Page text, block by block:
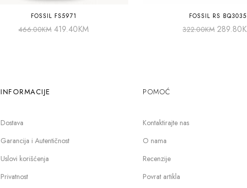
FOSSIL FS5971
466.00KM 419.40KM
FOSSIL RS BQ3035
322.00KM 289.80
INFORMACIJE
Dostava
Garancija i Autentičnost
Uslovi korišćenja
Privatnost
POMOĆ
Kontaktirajte nas
O nama
Recenzije
Povrat artikla